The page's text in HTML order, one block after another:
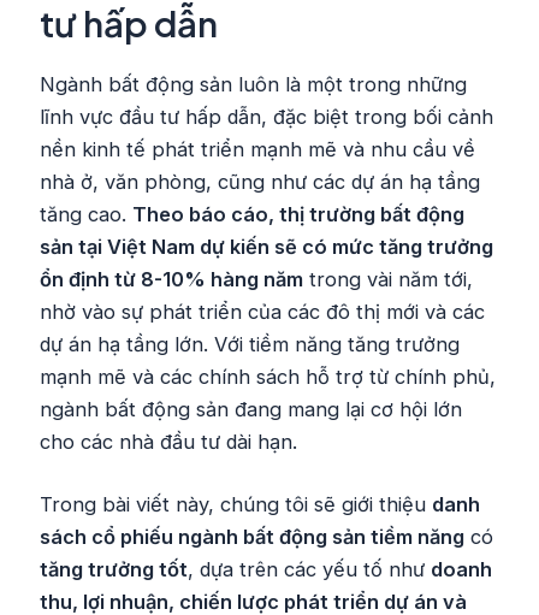
tư hấp dẫn
Ngành bất động sản luôn là một trong những
lĩnh vực đầu tư hấp dẫn, đặc biệt trong bối cảnh
nền kinh tế phát triển mạnh mẽ và nhu cầu về
nhà ở, văn phòng, cũng như các dự án hạ tầng
tăng cao. Theo báo cáo, thị trường bất động
sản tại Việt Nam dự kiến sẽ có mức tăng trưởng
ổn định từ 8-10% hàng năm trong vài năm tới,
nhờ vào sự phát triển của các đô thị mới và các
dự án hạ tầng lớn. Với tiềm năng tăng trưởng
mạnh mẽ và các chính sách hỗ trợ từ chính phủ,
ngành bất động sản đang mang lại cơ hội lớn
cho các nhà đầu tư dài hạn.
Trong bài viết này, chúng tôi sẽ giới thiệu danh
sách cổ phiếu ngành bất động sản tiềm năng có
tăng trưởng tốt, dựa trên các yếu tố như doanh
thu, lợi nhuận, chiến lược phát triển dự án và